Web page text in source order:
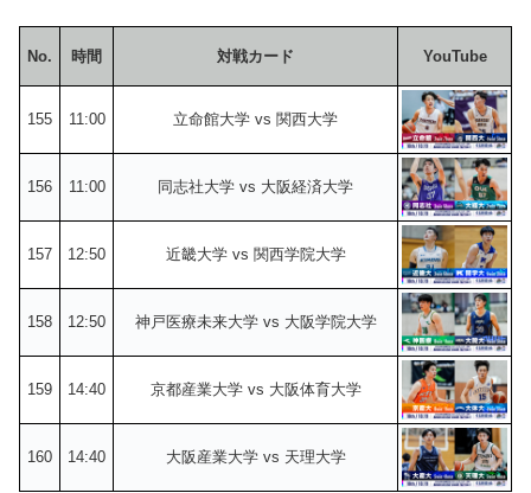
No. 時間 対戦カード YouTube
155 11:00 立命館大学 vs 関西大学
156 11:00 同志社大学 vs 大阪経済大学
157 12:50 近畿大学 vs 関西学院大学
158 12:50 神戸医療未来大学 vs 大阪学院大学
159 14:40 京都産業大学 vs 大阪体育大学
160 14:40 大阪産業大学 vs 天理大学